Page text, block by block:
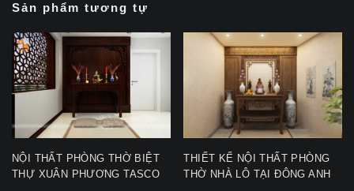
Sản phẩm tương tự
NỘI THẤT PHÒNG THỜ BIỆT
THỰ XUÂN PHƯƠNG TASCO
THIẾT KẾ NỘI THẤT PHÒNG
THỜ NHÀ LÔ TẠI ĐÔNG ANH